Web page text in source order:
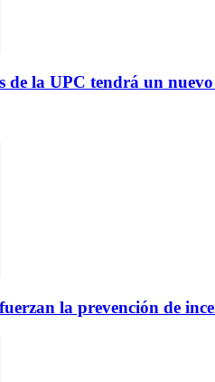
de la UPC tendrá un
la prevención de